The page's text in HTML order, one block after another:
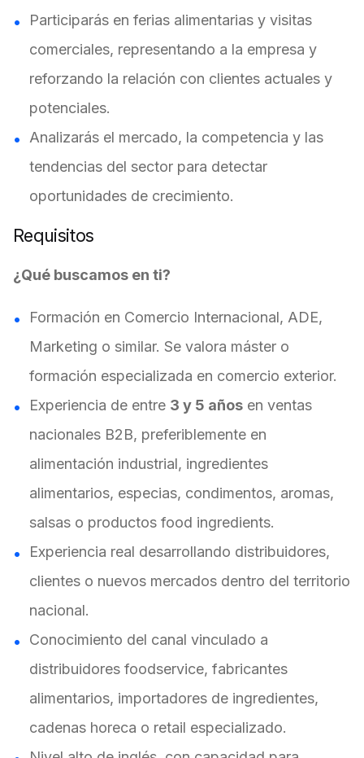
Participarás en ferias alimentarias y visitas
comerciales, representando a la empresa y
reforzando la relación con clientes actuales y
potenciales.
Analizarás el mercado, la competencia y las
tendencias del sector para detectar
oportunidades de crecimiento.
Requisitos
¿Qué buscamos en ti?
Formación en Comercio Internacional, ADE,
Marketing o similar. Se valora máster o
formación especializada en comercio exterior.
Experiencia de entre 3 y 5 años en ventas
nacionales B2B, preferiblemente en
alimentación industrial, ingredientes
alimentarios, especias, condimentos, aromas,
salsas o productos food ingredients.
Experiencia real desarrollando distribuidores,
clientes o nuevos mercados dentro del territorio
nacional.
Conocimiento del canal vinculado a
distribuidores foodservice, fabricantes
alimentarios, importadores de ingredientes,
cadenas horeca o retail especializado.